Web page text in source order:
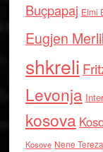
Buçpapaj Elmi
Eugjen
shkreli
Levonja
kosova
Kosove Nene Tereza